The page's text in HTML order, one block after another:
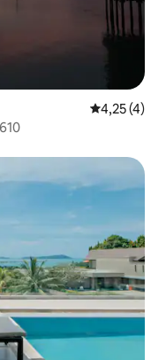
4,25 (4)